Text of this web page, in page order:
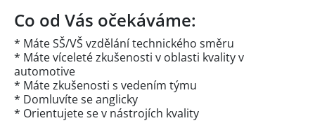
Co od Vás očekáváme:
* Máte SŠ/VŠ vzdělání technického směru
* Máte víceleté zkušenosti v oblasti kvality v
automotive
* Máte zkušenosti s vedením týmu
* Domluvíte se anglicky
* Orientujete se v nástrojích kvality